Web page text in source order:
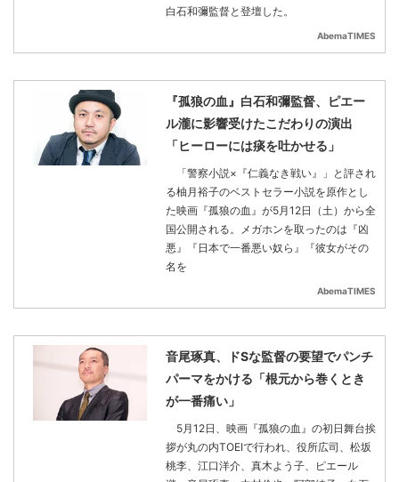
白石和彌監督と登壇した。
AbemaTIMES
『孤狼の血』白石和彌監督、ピエー
ル瀧に影響受けたこだわりの演出
「ヒーローには痰を吐かせる」
「警察小説×『仁義なき戦い』」と評され
る柚月裕子のベストセラー小説を原作とし
た映画『孤狼の血』が5月12日（土）から全
国公開される。メガホンを取ったのは『凶
悪』『日本で一番悪い奴ら』『彼女がその
名を
AbemaTIMES
音尾琢真、ドSな監督の要望でパンチ
パーマをかける「根元から巻くとき
が一番痛い」
5月12日、映画『孤狼の血』の初日舞台挨
拶が丸の内TOEIで行われ、役所広司、松坂
桃李、江口洋介、真木よう子、ピエール